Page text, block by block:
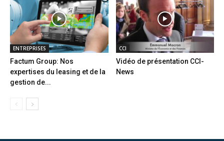
ENTREPRISES
Factum Group: Nos
expertises du leasing et de la
gestion de...
CCI
Vidéo de présentation CCI-
News